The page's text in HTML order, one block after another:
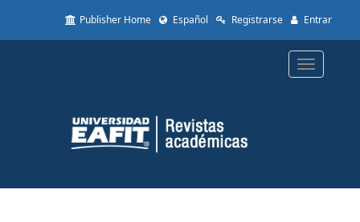
to
Content
Sidebar
Publisher Home Español Registrarse Entrar
Toggle